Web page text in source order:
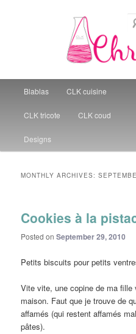
Christal Little
Skip to primary content
Skip to secondary content
Blablas CLK cuisine
CLK tricote CLK coud
Designs
MONTHLY ARCHIVES:
Cookies à la
Posted onSeptember 29, 2010
Petits biscuits pour petits
Vite vite, une copine de ma fille
maison. Faut que je trouve de
affamés (qui restent affamés
pâtes).